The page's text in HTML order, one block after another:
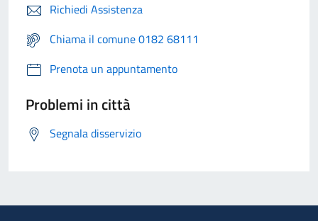
Richiedi Assistenza
Chiama il comune 0182 68111
Prenota un appuntamento
Problemi in città
Segnala disservizio